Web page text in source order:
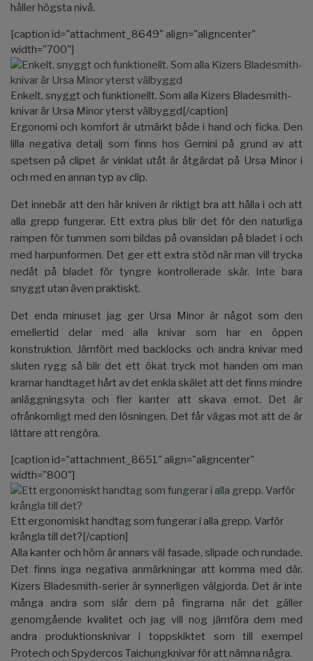
håller högsta nivå.
[caption id="attachment_8649" align="aligncenter"
width="700"]
Enkelt, snyggt och funktionellt. Som alla Kizers Bladesmith-
knivar är Ursa Minor yterst välbyggd[/caption]
Ergonomi och komfort är utmärkt både i hand och ficka. Den
lilla negativa detalj som finns hos Gemini på grund av att
spetsen på clipet är vinklat utåt är åtgärdat på Ursa Minor i
och med en annan typ av clip.
Det innebär att den här kniven är riktigt bra att hålla i och att
alla grepp fungerar. Ett extra plus blir det för den naturliga
rampen för tummen som bildas på ovansidan på bladet i och
med harpunformen. Det ger ett extra stöd när man vill trycka
nedåt på bladet för tyngre kontrollerade skär. Inte bara
snyggt utan även praktiskt.
Det enda minuset jag ger Ursa Minor är något som den
emellertid delar med alla knivar som har en öppen
konstruktion. Jämfört med backlocks och andra knivar med
sluten rygg så blir det ett ökat tryck mot handen om man
kramar handtaget hårt av det enkla skälet att det finns mindre
anläggningsyta och fler kanter att skava emot. Det är
ofrånkomligt med den lösningen. Det får vägas mot att de är
lättare att rengöra.
[caption id="attachment_8651" align="aligncenter"
width="800"]
Ett ergonomiskt handtag som fungerar i alla grepp. Varför
krångla till det?[/caption]
Alla kanter och hörn är annars väl fasade, slipade och rundade.
Det finns inga negativa anmärkningar att komma med där.
Kizers Bladesmith-serier är synnerligen välgjorda. Det är inte
många andra som slår dem på fingrarna när det gäller
genomgående kvalitet och jag vill nog jämföra dem med
andra produktionsknivar i toppskiktet som till exempel
Protech och Spydercos Taichungknivar för att nämna några.